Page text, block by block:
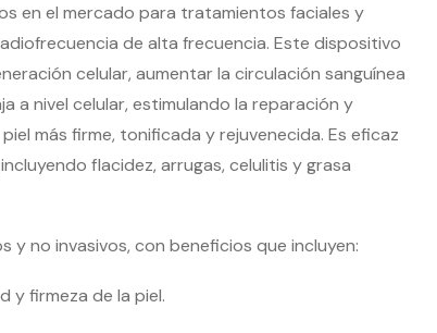
en el mercado para tratamientos faciales y
de alta frecuencia. Este dispositivo
celular, aumentar la circulación sanguínea
a nivel celular, estimulando la reparación y
más firme, tonificada y rejuvenecida. Es eficaz
flacidez, arrugas, celulitis y grasa
no invasivos, con beneficios que incluyen:
y firmeza de la piel.